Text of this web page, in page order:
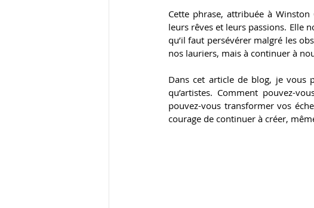
Cette phrase, attribuée à
leurs rêves et leurs passions. Elle
qu’il faut persévérer malgré les
nos lauriers, mais à continuer à
Dans cet article de blog, je vous
qu’artistes. Comment pouvez-
pouvez-vous transformer vos
courage de continuer à créer,